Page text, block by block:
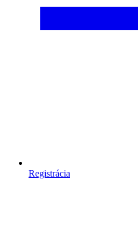
Registrácia